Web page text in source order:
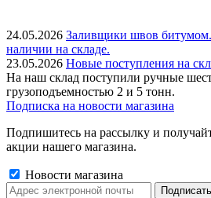
24.05.2026 Заливщики швов битумом.
наличии на складе.
23.05.2026 Новые поступления на
На наш склад поступили ручные
грузоподъемностью 2 и 5 тонн.
Подписка на новости магазина
Подпишитесь на рассылку и
акции нашего магазина.
Новости магазина